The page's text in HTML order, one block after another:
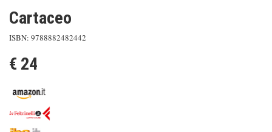
Cartaceo
ISBN: 9788882482442
€ 24